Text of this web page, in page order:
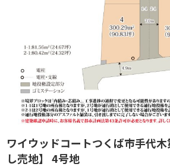
ワイウッドコートつくば市手代
し売地】 4号地